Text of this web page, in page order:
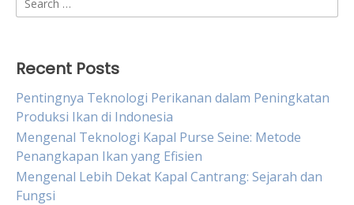
for:
Recent Posts
Pentingnya Teknologi Perikanan dalam Peningkatan
Produksi Ikan di Indonesia
Mengenal Teknologi Kapal Purse Seine: Metode
Penangkapan Ikan yang Efisien
Mengenal Lebih Dekat Kapal Cantrang: Sejarah dan
Fungsi